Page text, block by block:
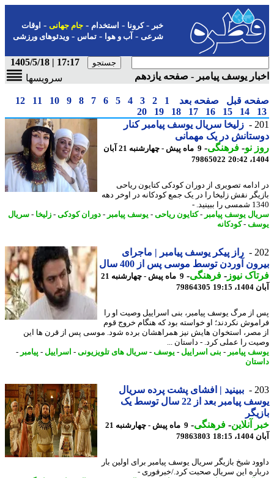
-کرونا-استخدام- جام جهانی-اوقات
شرعی-آب و هوا-تماس-ویدئوهای ورزشی
17:17 | 1405/5/18
یوسف پیامبر - صفحه یازدهم
سرویسها
قبل صفحه بعد 1
2
3
4
5
6
7
8
9
10
11
12
14
15
16
17
18
19
20
زلیخا سریال یوسف پیامبر کنار
در یک مهمانی
نو- فرهنگی-
9 ماه پیش - چهارشنبه 21 آبان
79865022
تصویری از دوران کودکی کتایون ریاحی
نقش زلیخا را در یک جمع کودکانه در اوخر دهه
-
یوسف پیامبر-کتایون ریاحی-یوسف پیامبر-دوران کودکی-زلیخا -سریال
-کودکانه
راز پیکر یوسف پیامبر | ماجرای
آوردن توسط موسی پس از 400 سال
نیوز-فرهنگی-
9 ماه پیش - چهارشنبه 21
79864305
مرگ یوسف پیامبر، بنی اسراییل وصیت او را
نکردند؛ او خواسته بود که هنگام خروج قوم
استخوان هایش نیز همراهشان برده شود. موسی پس از قرن ها این
را عملی کرد. - داستان ...
پیامبر-بنی اسراییل -یوسف-سریال های تلویزیونی-اسراییل -پیامبر-
ببینید | افشای پشت پرده سریال
یوسف پیامبر بعد از 22 سال توسط یک
آنلاین-فرهنگی-
9 ماه پیش - چهارشنبه 21
79863803
شیخ بازیگر سریال یوسف پیامبر برای اولین بار
این سریال صحبت کرد./خبرفوری -